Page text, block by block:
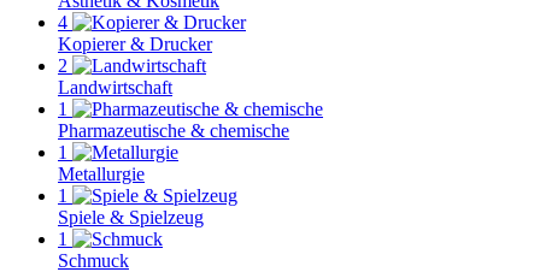
4
Kopierer & Drucker
2
Landwirtschaft
1
Pharmazeutische & chemische
1
Metallurgie
1
Spiele & Spielzeug
1
Schmuck